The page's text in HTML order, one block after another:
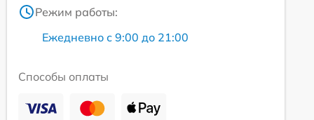
Режим работы:
Ежедневно с 9:00 до 21:00
Способы оплаты